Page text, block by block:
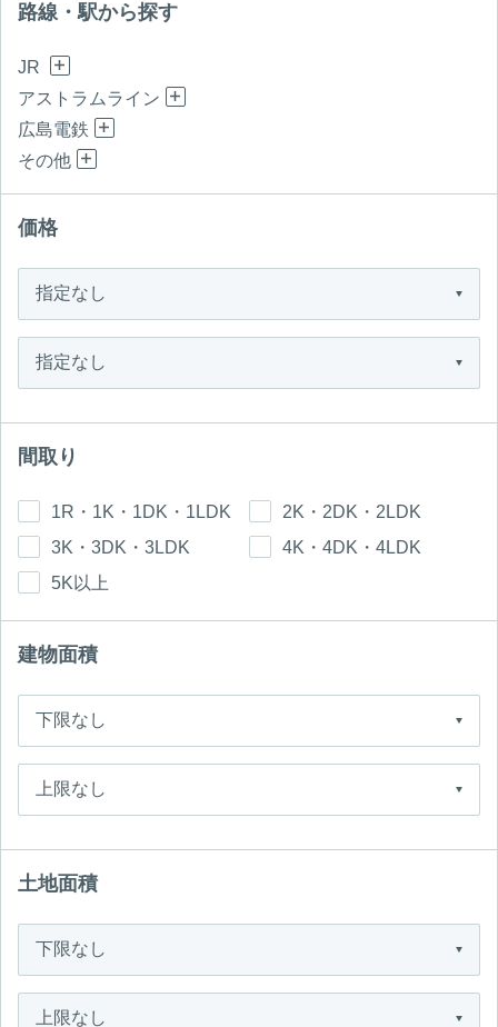
路線・駅から探す
JR
アストラムライン
広島電鉄
その他
価格
間取り
1R・1K・1DK・1LDK
2K・2DK・2LDK
3K・3DK・3LDK
4K・4DK・4LDK
5K以上
建物面積
土地面積